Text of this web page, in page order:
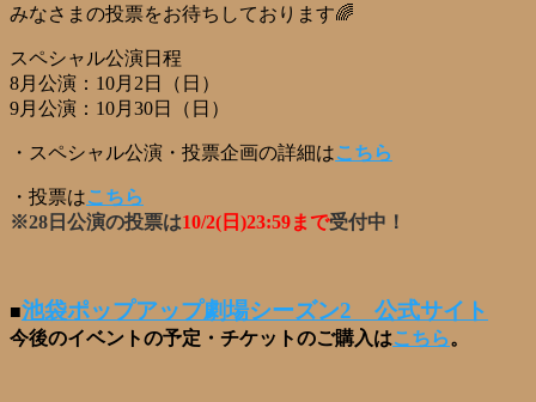
みなさまの投票をお待ちしております🌈
スペシャル公演日程
8月公演：10月2日（日）
9月公演：10月30日（日）
・スペシャル公演・投票企画の詳細はこちら
・投票はこちら
※28日公演の投票は10/2(日)23:59まで受付中！
■池袋ポップアップ劇場シーズン2 公式サイト
今後のイベントの予定・チケットのご購入はこちら。